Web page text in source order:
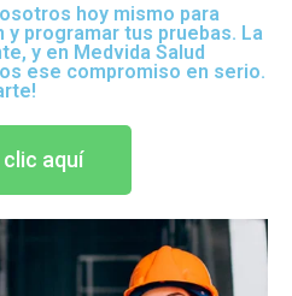
hoy mismo para
programar tus pruebas. La
y en Medvida Salud
ese compromiso en serio.
clic aquí